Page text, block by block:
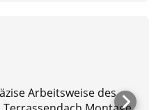
Arbeitsweise des